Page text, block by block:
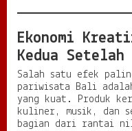
Ekonomi
Kedua
Salah satu efek
pariwisata Bali
yang kuat. Produk
kuliner, musik, dan
bagian dari rantai